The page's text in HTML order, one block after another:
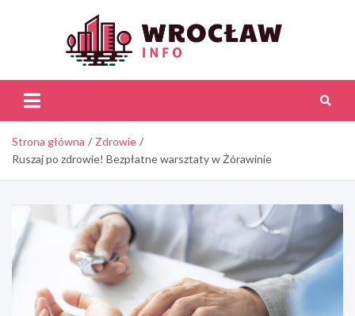
Strona główna
Zdrowie
Ruszaj po zdrowie! Bezpłatne warsztaty w Żórawinie